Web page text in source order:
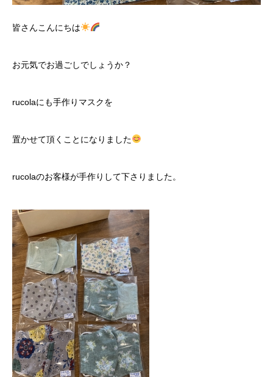
皆さんこんにちは
お元気でお過ごしでしょうか？
rucolaにも手作りマスクを
置かせて頂くことになりました
rucolaのお客様が手作りして下さりました。